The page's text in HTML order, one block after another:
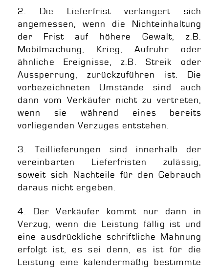
2. Die Lieferfrist verlängert sich
angemessen, wenn die Nichteinhaltung
der Frist auf höhere Gewalt, z.B.
Mobilmachung, Krieg, Aufruhr oder
ähnliche Ereignisse, z.B. Streik oder
Aussperrung, zurückzuführen ist. Die
vorbezeichneten Umstände sind auch
dann vom Verkäufer nicht zu vertreten,
wenn sie während eines bereits
vorliegenden Verzuges entstehen.
3. Teillieferungen sind innerhalb der
vereinbarten Lieferfristen zulässig,
soweit sich Nachteile für den Gebrauch
daraus nicht ergeben.
4. Der Verkäufer kommt nur dann in
Verzug, wenn die Leistung fällig ist und
eine ausdrückliche schriftliche Mahnung
erfolgt ist, es sei denn, es ist für die
Leistung eine kalendermäßig bestimmte